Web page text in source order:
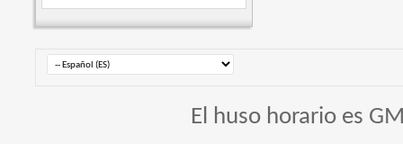
El huso horario es